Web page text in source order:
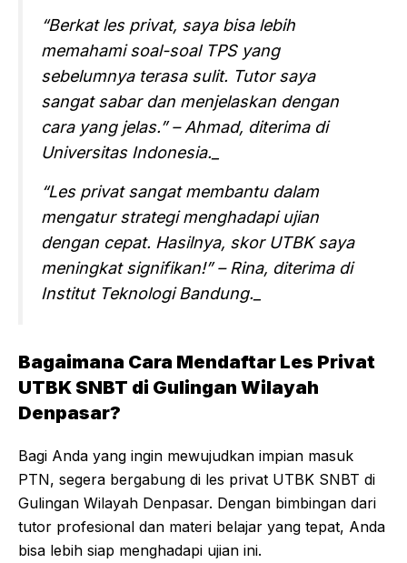
“Berkat les privat, saya bisa lebih
memahami soal-soal TPS yang
sebelumnya terasa sulit. Tutor saya
sangat sabar dan menjelaskan dengan
cara yang jelas.” – Ahmad, diterima di
Universitas Indonesia._
“Les privat sangat membantu dalam
mengatur strategi menghadapi ujian
dengan cepat. Hasilnya, skor UTBK saya
meningkat signifikan!” – Rina, diterima di
Institut Teknologi Bandung._
Bagaimana Cara Mendaftar Les Privat
UTBK SNBT di Gulingan Wilayah
Denpasar?
Bagi Anda yang ingin mewujudkan impian masuk
PTN, segera bergabung di les privat UTBK SNBT di
Gulingan Wilayah Denpasar. Dengan bimbingan dari
tutor profesional dan materi belajar yang tepat, Anda
bisa lebih siap menghadapi ujian ini.